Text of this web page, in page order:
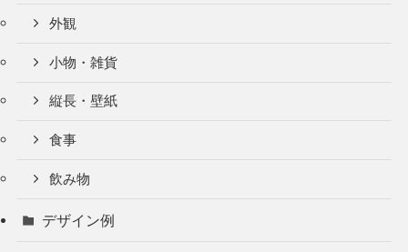
外観
小物・雑貨
縦長・壁紙
食事
飲み物
デザイン例